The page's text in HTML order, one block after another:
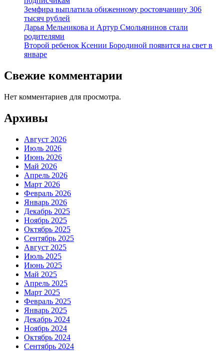
Земфира выплатила обиженному ростовчанину 306
тысяч рублей
Дарья Мельникова и Артур Смольянинов стали
родителями
Второй ребенок Ксении Бородиной появится на свет в
январе
Свежие комментарии
Нет комментариев для просмотра.
Архивы
Август 2026
Июль 2026
Июнь 2026
Май 2026
Апрель 2026
Март 2026
Февраль 2026
Январь 2026
Декабрь 2025
Ноябрь 2025
Октябрь 2025
Сентябрь 2025
Август 2025
Июль 2025
Июнь 2025
Май 2025
Апрель 2025
Март 2025
Февраль 2025
Январь 2025
Декабрь 2024
Ноябрь 2024
Октябрь 2024
Сентябрь 2024